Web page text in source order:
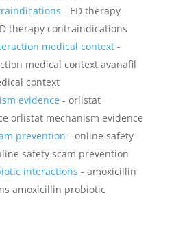
- ED therapy
therapy contraindications
medical context-
medical context avanafil
context
evidence- orlistat
orlistat mechanism evidence
prevention - online safety
safety scam prevention
interactions - amoxicillin
amoxicillin probiotic